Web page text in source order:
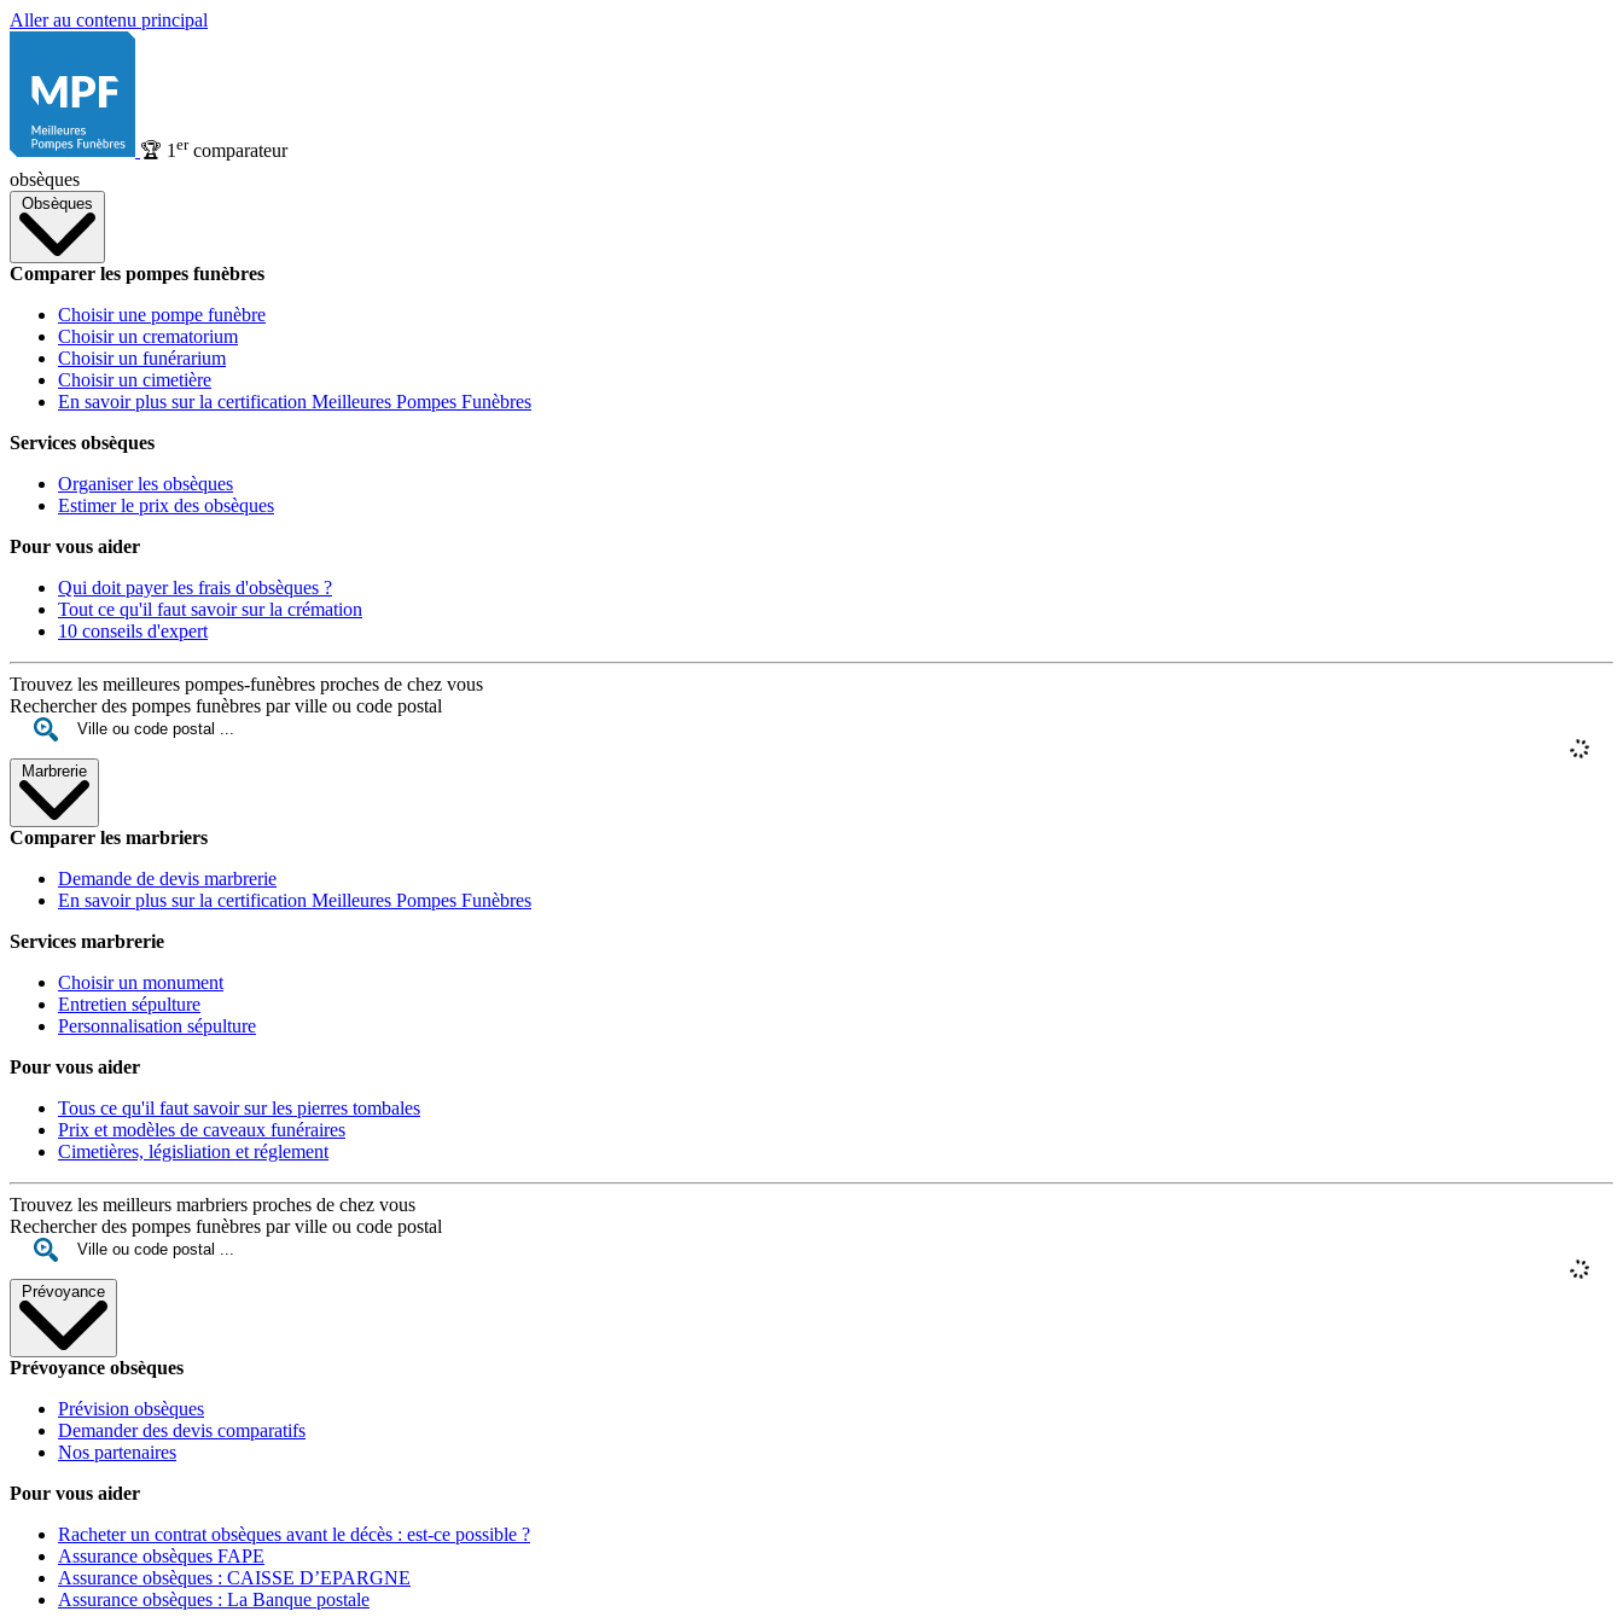
Aller au contenu principal
🏆 1 ercomparateur
obsèques
Obsèques
Comparer les pompes funèbres
Choisir une pompe funèbre
Choisir un crematorium
Choisir un funérarium
Choisir un cimetière
En savoir plus sur la certification Meilleures Pompes Funèbres
Services obsèques
Organiser les obsèques
Estimer le prix des obsèques
Pour vous aider
Qui doit payer les frais d'obsèques ?
Tout ce qu'il faut savoir sur la crémation
10 conseils d'expert
Trouvez les meilleures pompes-funèbres proches de chez vous
Rechercher des pompes funèbres par ville ou code postal
Marbrerie
Comparer les marbriers
Demande de devis marbrerie
En savoir plus sur la certification Meilleures Pompes Funèbres
Services marbrerie
Choisir un monument
Entretien sépulture
Personnalisation sépulture
Pour vous aider
Tous ce qu'il faut savoir sur les pierres tombales
Prix et modèles de caveaux funéraires
Cimetières, législiation et réglement
Trouvez les meilleurs marbriers proches de chez vous
Rechercher des pompes funèbres par ville ou code postal
Prévoyance
Prévoyance obsèques
Prévision obsèques
Demander des devis comparatifs
Nos partenaires
Pour vous aider
Racheter un contrat obsèques avant le décès : est-ce possible ?
Assurance obsèques FAPE
Assurance obsèques : CAISSE D’EPARGNE
Assurance obsèques : La Banque postale